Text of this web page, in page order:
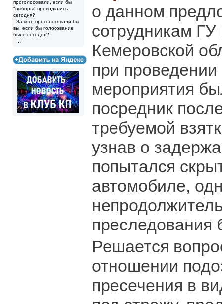
проголосовали, если бы
"выборы" проводились
сегодня?
За кого проголосовали бы
вы, если бы голосование
было сегодня?
о данном
сотрудникам
Кемеровской
при проведении
мероприятия
посредник
требуемой
узнав о
попытался
автомобиле,
преследования
Решается
отношении
пресечения в